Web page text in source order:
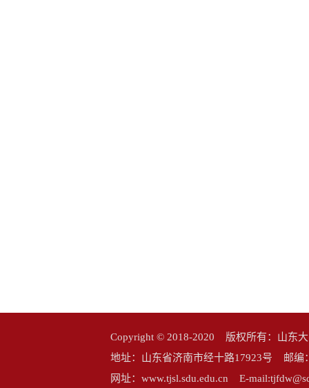
Copyright © 2018-2020 版权所有：山东
地址：山东省济南市经十路17923号 邮
网址：www.tjsl.sdu.edu.cn E-